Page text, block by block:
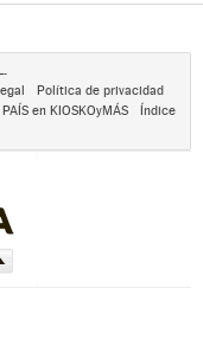
Política de privacidad
PAÍS en KIOSKOyMÁS
Índice